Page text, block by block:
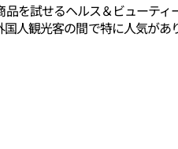
を試せるヘルス＆ビューテ
人観光客の間で特に人気があ